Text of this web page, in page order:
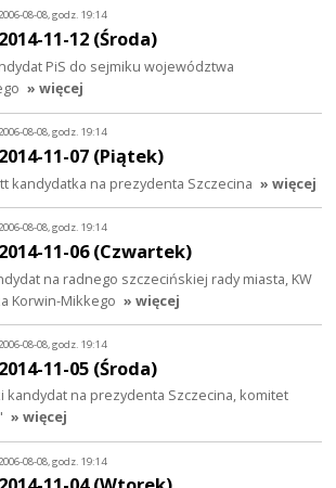
08-08, godz. 19:14
2014-11-12 (Środa)
PiS do sejmiku województwa
» więcej
08-08, godz. 19:14
2014-11-07 (Piątek)
kandydatka na prezydenta Szczecina » więcej
08-08, godz. 19:14
2014-11-06 (Czwartek)
na radnego szczecińskiej rady miasta, KW
Korwin-Mikkego » więcej
08-08, godz. 19:14
2014-11-05 (Środa)
kandydat na prezydenta Szczecina, komitet
» więcej
08-08, godz. 19:14